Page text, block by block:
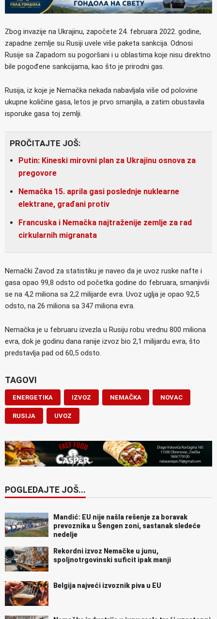
Zbog invazije na Ukrajinu, započete 24. februara 2022. godine,
zapadne zemlje su Rusiji uvele više paketa sankcija. Odnosi
Rusije sa Zapadom su pogoršani i u oblastima koje nisu direktno
bile pogođene sankcijama, kao što je prirodni gas.
Rusija, iz koje je Nemačka nekada nabavljala više od polovine
ukupne količine gasa, letos je prvo smanjila, a zatim obustavila
isporuke gasa toj zemlji.
PROČITAJTE JOŠ:
Putin: Kineski mirovni plan za Ukrajinu osnova za
pregovore
Nemačka 15. aprila gasi poslednje nuklearne
elektrane, građani protiv
Francuska i Nemačka najtraženije zemlje za rad
cirkularnih migranata
Nemački Zavod za statistiku je naveo da je uvoz ruske nafte i
gasa opao 99,8 odsto od početka godine do februara, smanjivši
se na 4,2 miliona sa 2,2 milijarde evra. Uvoz uglja je opao 92,5
odsto, na 26 miliona sa 347 miliona evra.
Nemačka je u februaru izvezla u Rusiju robu vrednu 800 miliona
evra, dok je godinu dana ranije izvoz bio 2,1 milijardu evra, što
predstavlja pad od 60,5 odsto.
TAGOVI
ENERGETIKA IZVOZ NEMAČKA NOVAC
RUSIJA UVOZ
POGLEDAJTE JOŠ...
Mandić: EU nije našla rešenje za boravak
prevoznika u Šengen zoni, sastanak sledeće
nedelje
Rekordni izvoz Nemačke u junu,
spoljnotrgovinski suficit ipak manji
Belgija najveći izvoznik piva u EU